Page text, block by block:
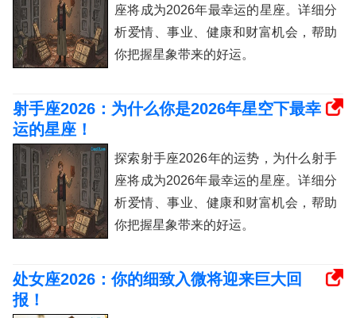
座将成为2026年最幸运的星座。详细分
析爱情、事业、健康和财富机会，帮助
你把握星象带来的好运。
射手座2026：为什么你是2026年星空下最幸
运的星座！
探索射手座2026年的运势，为什么射手
座将成为2026年最幸运的星座。详细分
析爱情、事业、健康和财富机会，帮助
你把握星象带来的好运。
处女座2026：你的细致入微将迎来巨大回
报！